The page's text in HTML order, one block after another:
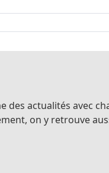
actualités avec
on y retrouve